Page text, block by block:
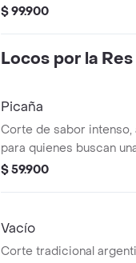
papas locas, maduro y
$ 99.900
Locos por la Res
Picaña
Corte de sabor intenso,
para quienes buscan
más marcada y
$ 59.900
Vacío
Corte tradicional